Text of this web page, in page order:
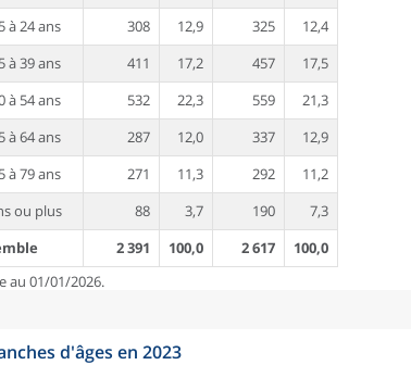
à 24 ans
308 12,9 325
12,4
à 39 ans
411 17,2 457
17,5
à 54 ans
532 22,3 559
21,3
à 64 ans
287 12,0 337
12,9
à 79 ans
271 11,3 292
11,2
ou plus
88 3,7 190
7,3
2 391 100,0 2 617
100,0
au 01/01/2026.
d'âges en 2023